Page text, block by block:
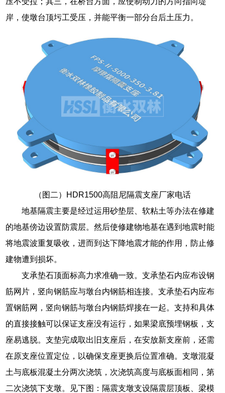
岸，使墩台顶圬工受压，并能平衡一部分台后土压力。
（图二）HDR1500高阻尼隔震支座厂家电话
地基隔震主要是经过运用砂垫层、软粘土等办法在修建
的地基傍边设置防震层。然后使修建物地基在遇到地震时能
将地震波重复吸收，进而到达下降地震才能的作用，防止修
建物遭到损坏。
支承垫石顶面标高力求准确一致。支承垫石内应布设钢
筋网片，竖向钢筋应与墩台内钢筋相连接。支承垫石内应布
置钢筋网，竖向钢筋与墩台内钢筋焊接在一起。支持和具体
的直接接触可以保证支座没有运行，如果梁底预埋钢板，支
座易逃脱。支垫完成取出旧支座后，在安放新支座前，还需
在原支座位置定位，以确保支座更换后位置准确。支墩混凝
土与底板混凝土分两次浇筑，次浇筑高度与底板面相同，第
二次浇筑下支墩。见下图：隔震支墩支设隔震层顶板、梁模